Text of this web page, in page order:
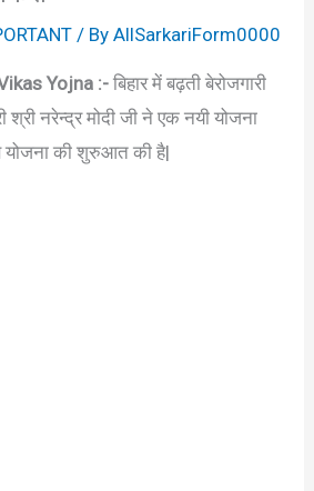
/ ByAllSarkariForm0000
Yojna :-बिहार में बढ़ती बेरोजगारी
नरेन्द्र मोदी जी ने एक नयी योजना
योजना की शुरुआत की है|